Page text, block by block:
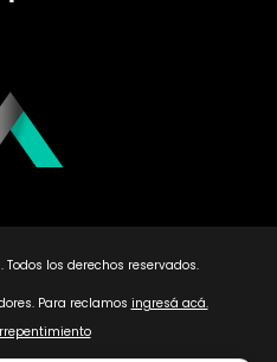
los derechos reservados.
Para reclamos ingresá acá.